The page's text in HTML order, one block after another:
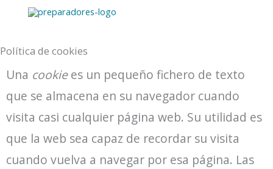
Política de cookies
Una cookiees un pequeño fichero de texto
que se almacena en su navegador cuando
visita casi cualquier página web. Su utilidad es
que la web sea capaz de recordar su visita
cuando vuelva a navegar por esa página. Las